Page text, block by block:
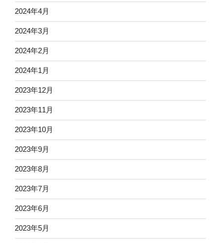
2024年4月
2024年3月
2024年2月
2024年1月
2023年12月
2023年11月
2023年10月
2023年9月
2023年8月
2023年7月
2023年6月
2023年5月